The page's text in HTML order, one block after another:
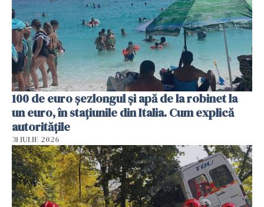
100 de euro șezlongul și apă de la robinet la
un euro, în stațiunile din Italia. Cum explică
autoritățile
31 IULIE 2026